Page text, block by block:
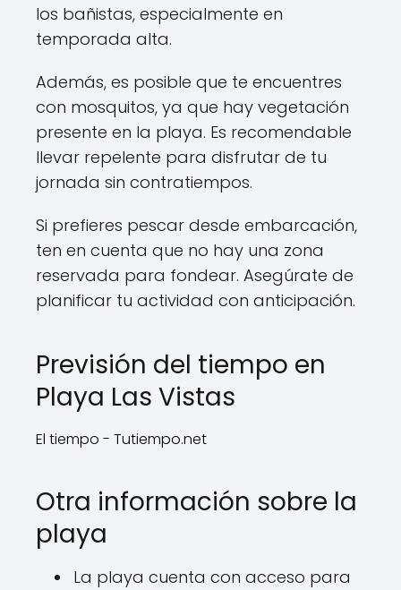
los bañistas, especialmente en
temporada alta.
Además, es posible que te encuentres
con mosquitos, ya que hay vegetación
presente en la playa. Es recomendable
llevar repelente para disfrutar de tu
jornada sin contratiempos.
Si prefieres pescar desde embarcación,
ten en cuenta que no hay una zona
reservada para fondear. Asegúrate de
planificar tu actividad con anticipación.
Previsión del tiempo en
Playa Las Vistas
El tiempo - Tutiempo.net
Otra información sobre la
playa
La playa cuenta con acceso para